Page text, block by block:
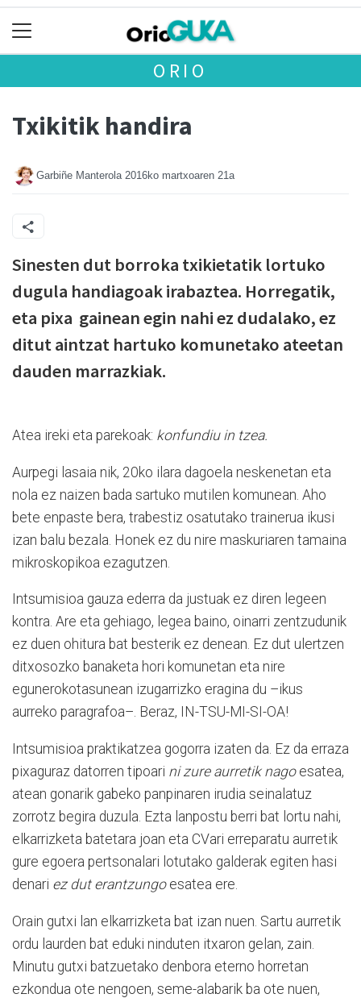
ORIO
Txikitik handira
Garbiñe Manterola 2016ko martxoaren 21a
Sinesten dut borroka txikietatik lortuko
dugula handiagoak irabaztea. Horregatik,
eta pixa gainean egin nahi ez dudalako, ez
ditut aintzat hartuko komunetako ateetan
dauden marrazkiak.
Atea ireki eta parekoak: konfundiu in tzea.
Aurpegi lasaia nik, 20ko ilara dagoela neskenetan eta
nola ez naizen bada sartuko mutilen komunean. Aho
bete enpaste bera, trabestiz osatutako trainerua ikusi
izan balu bezala. Honek ez du nire maskuriaren tamaina
mikroskopikoa ezagutzen.
Intsumisioa gauza ederra da justuak ez diren legeen
kontra. Are eta gehiago, legea baino, oinarri zentzudunik
ez duen ohitura bat besterik ez denean. Ez dut ulertzen
ditxosozko banaketa hori komunetan eta nire
egunerokotasunean izugarrizko eragina du –ikus
aurreko paragrafoa–. Beraz, IN-TSU-MI-SI-OA!
Intsumisioa praktikatzea gogorra izaten da. Ez da erraza
pixaguraz datorren tipoari ni zure aurretik nagoesatea,
atean gonarik gabeko panpinaren irudia seinalatuz
zorrotz begira duzula. Ezta lanpostu berri bat lortu nahi,
elkarrizketa batetara joan eta CVari erreparatu aurretik
gure egoera pertsonalari lotutako galderak egiten hasi
denari ez dut erantzungoesatea ere.
Orain gutxi lan elkarrizketa bat izan nuen. Sartu aurretik
ordu laurden bat eduki ninduten itxaron gelan, zain.
Minutu gutxi batzuetako denbora eterno horretan
ezkondua ote nengoen, seme-alabarik ba ote nuen,